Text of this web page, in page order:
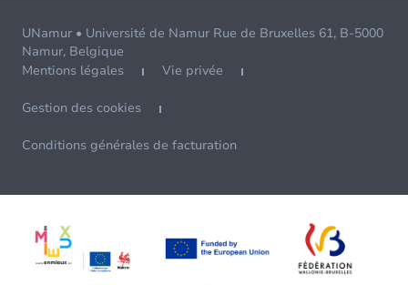
UNamur • Université de Namur Rue de Bruxelles 61, B-5000
Namur, Belgique
Mentions légales
Vie privée
Gestion des cookies
Conditions générales de facturation